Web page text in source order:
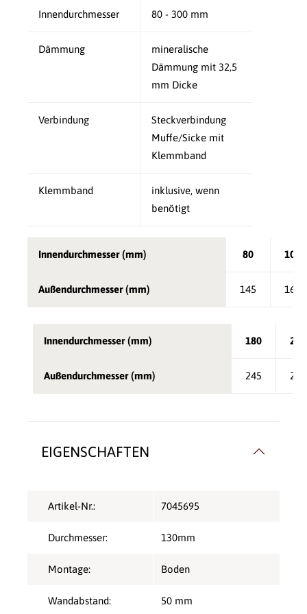
Innendurchmesser 80 - 300 mm
Dämmung
mineralische
Dämmung mit 32,5
mm Dicke
Verbindung
Steckverbindung
Muffe/Sicke mit
Klemmband
Klemmband
inklusive, wenn
benötigt
Innendurchmesser (mm) 80 100
Außendurchmesser (mm) 145 165
Innendurchmesser (mm) 180 200
Außendurchmesser (mm) 245 265
EIGENSCHAFTEN
Artikel-Nr.: 7045695
Durchmesser: 130mm
Montage: Boden
Wandabstand: 50 mm